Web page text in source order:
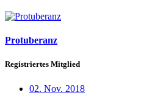
Protuberanz
Registriertes Mitglied
02. Nov. 2018